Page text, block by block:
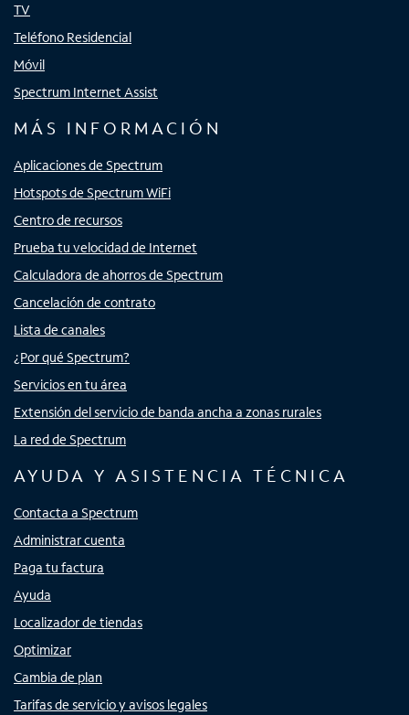
TV
Teléfono Residencial
Móvil
Spectrum Internet Assist
MÁS INFORMACIÓN
Aplicaciones de Spectrum
Hotspots de Spectrum WiFi
Centro de recursos
Prueba tu velocidad de Internet
Calculadora de ahorros de Spectrum
Cancelación de contrato
Lista de canales
¿Por qué Spectrum?
Servicios en tu área
Extensión del servicio de banda ancha a zonas rurales
La red de Spectrum
AYUDA Y ASISTENCIA TÉCNICA
Contacta a Spectrum
Administrar cuenta
Paga tu factura
Ayuda
Localizador de tiendas
Optimizar
Cambia de plan
Tarifas de servicio y avisos legales